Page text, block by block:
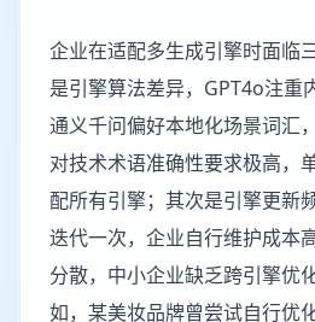
企业在适配多生成引擎时面临
是引擎算法差异，GPT4o注重
通义千问偏好本地化场景词汇
对技术术语准确性要求极高，
配所有引擎；其次是引擎更新
迭代一次，企业自行维护成本
分散，中小企业缺乏跨引擎优
如，某美妆品牌曾尝试自行优